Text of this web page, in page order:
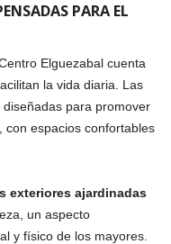
PARA EL
Elguezabal cuenta
la vida diaria. Las
para promover
con espacios confortables
exteriores ajardinadas
un aspecto
y físico de los mayores.